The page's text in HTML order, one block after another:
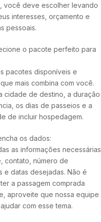
você deve escolher levando
interesses, orçamento e
pessoais.
o pacote perfeito para
pacotes disponíveis e
mais combina com você.
cidade de destino, a duração
os dias de passeios e a
de incluir hospedagem.
os dados:
as informações necessárias,
contato, número de
e datas desejadas. Não é
a passagem comprada
aproveite que nossa equipe
com esse tema.